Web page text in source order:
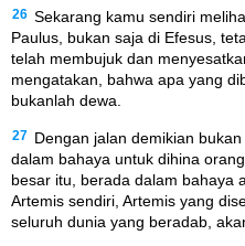
26 Sekarang kamu sendiri
Paulus, bukan saja di Efesus,
telah membujuk dan
mengatakan, bahwa apa yang
bukanlah dewa.
27 Dengan jalan demikian
dalam bahaya untuk dihina
besar itu, berada dalam bahaya
Artemis sendiri, Artemis yang
seluruh dunia yang beradab,